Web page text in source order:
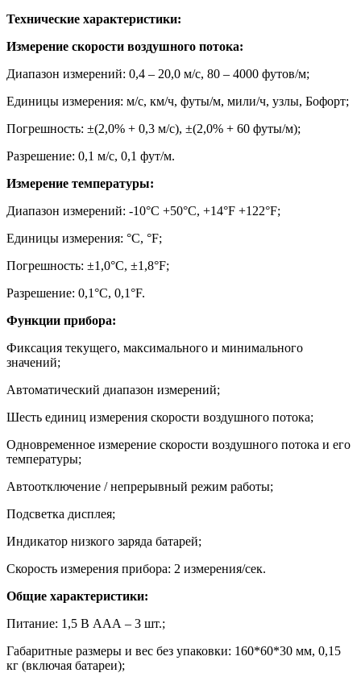
Технические характеристики:
Измерение скорости воздушного потока:
Диапазон измерений: 0,4 – 20,0 м/с, 80 – 4000 футов/м;
Единицы измерения: м/с, км/ч, футы/м, мили/ч, узлы, Бофорт;
Погрешность: ±(2,0% + 0,3 м/с), ±(2,0% + 60 футы/м);
Разрешение: 0,1 м/с, 0,1 фут/м.
Измерение температуры:
Диапазон измерений: -10°C +50°C, +14°F +122°F;
Единицы измерения: °C, °F;
Погрешность: ±1,0°C, ±1,8°F;
Разрешение: 0,1°C, 0,1°F.
Функции прибора:
Фиксация текущего, максимального и минимального
значений;
Автоматический диапазон измерений;
Шесть единиц измерения скорости воздушного потока;
Одновременное измерение скорости воздушного потока и его
температуры;
Автоотключение / непрерывный режим работы;
Подсветка дисплея;
Индикатор низкого заряда батарей;
Скорость измерения прибора: 2 измерения/сек.
Общие характеристики:
Питание: 1,5 В ААА – 3 шт.;
Габаритные размеры и вес без упаковки: 160*60*30 мм, 0,15
кг (включая батареи);